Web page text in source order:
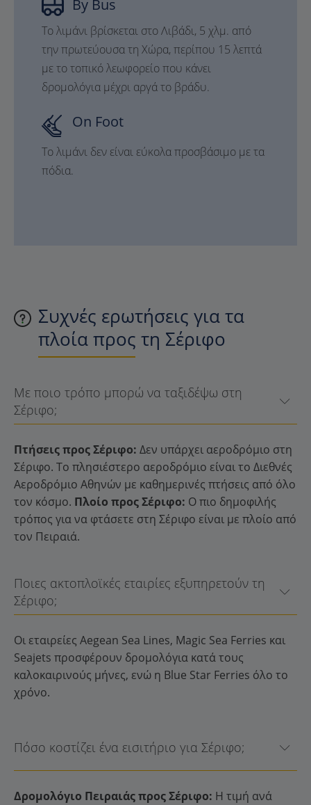
By Bus
Το λιμάνι βρίσκεται στο Λιβάδι, 5 χλμ. από
την πρωτεύουσα τη Χώρα, περίπου 15 λεπτά
με το τοπικό λεωφορείο που κάνει
δρομολόγια μέχρι αργά το βράδυ.
On Foot
Το λιμάνι δεν είναι εύκολα προσβάσιμο με τα
πόδια.
Συχνές ερωτήσεις για τα
πλοία προς τη Σέριφο
Με ποιο τρόπο μπορώ να ταξιδέψω στη
Σέριφο;
Πτήσεις προς Σέριφο: Δεν υπάρχει αεροδρόμιο στη
Σέριφο. Το πλησιέστερο αεροδρόμιο είναι το Διεθνές
Αεροδρόμιο Αθηνών με καθημερινές πτήσεις από όλο
τον κόσμο. Πλοίο προς Σέριφο: Ο πιο δημοφιλής
τρόπος για να φτάσετε στη Σέριφο είναι με πλοίο από
τον Πειραιά.
Ποιες ακτοπλοϊκές εταιρίες εξυπηρετούν τη
Σέριφο;
Οι εταιρείες Aegean Sea Lines, Magic Sea Ferries και
Seajets προσφέρουν δρομολόγια κατά τους
καλοκαιρινούς μήνες, ενώ η Blue Star Ferries όλο το
χρόνο.
Πόσο κοστίζει ένα εισιτήριο για Σέριφο;
Δρομολόγιο Πειραιάς προς Σέριφο: Η τιμή ανά